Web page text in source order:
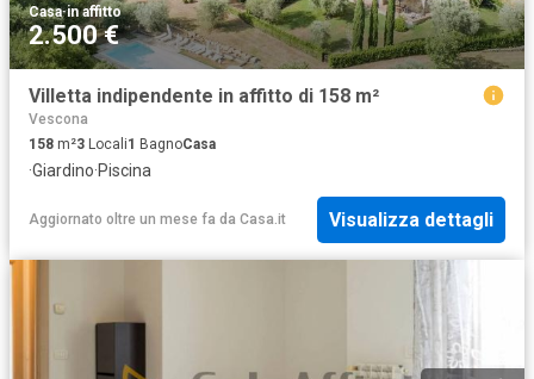
Casa·in affitto
2.500 €
Villetta indipendente in affitto di 158 m²
Vescona
158 m²3 Locali1 BagnoCasa
·Giardino·Piscina
Aggiornato oltre un mese fa da Casa.it Visualizza dettagli